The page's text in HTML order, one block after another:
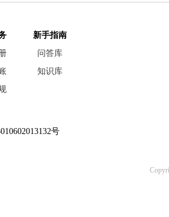
新手指南
问答库
知识库
号